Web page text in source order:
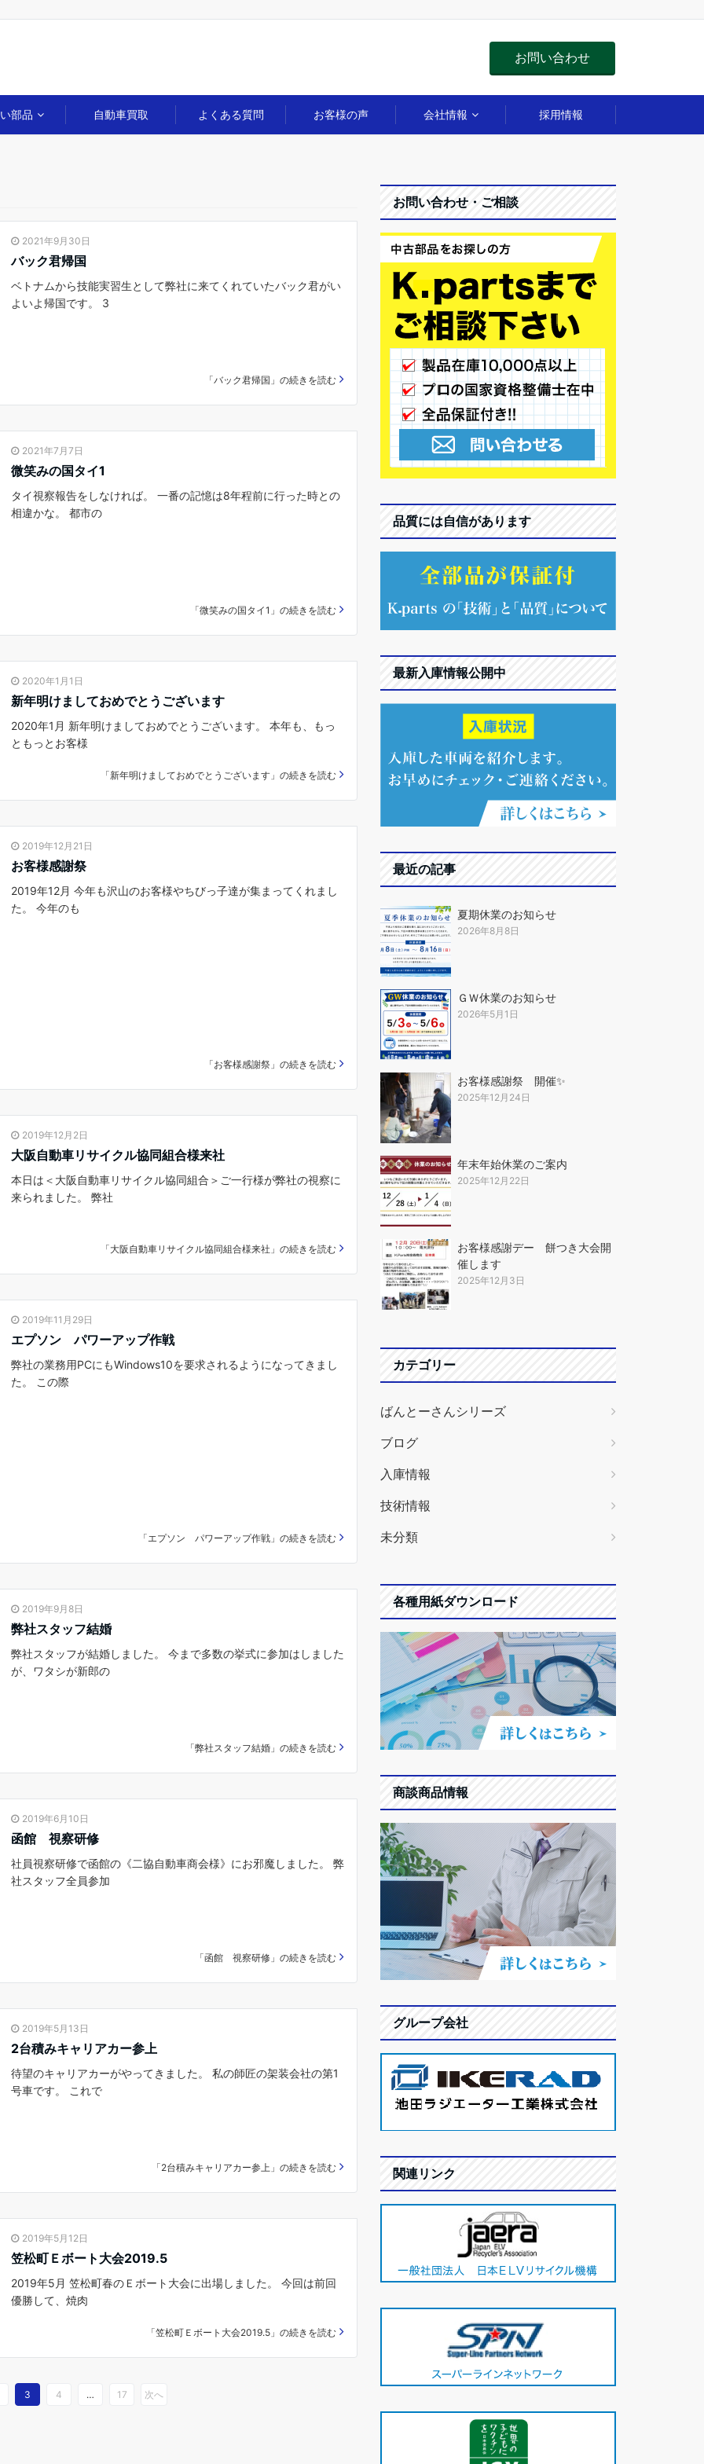
お問い合わせ
部品 自動車買取 よくある質問 お客様の声 会社情報 採用情報
2021年9月30日
バック君帰国
ベトナムから技能実習生として弊社に来てくれていたバック君がい
よいよ帰国です。 3
「バック君帰国」の続きを読む
2021年7月7日
微笑みの国タイ1
タイ視察報告をしなければ。 一番の記憶は8年程前に行った時との
相違かな。 都市の
「微笑みの国タイ1」の続きを読む
2020年1月1日
新年明けましておめでとうございます
2020年1月 新年明けましておめでとうございます。 本年も、もっ
ともっとお客様
「新年明けましておめでとうございます」の続きを読む
2019年12月21日
お客様感謝祭
2019年12月 今年も沢山のお客様やちびっ子達が集まってくれまし
た。 今年のも
「お客様感謝祭」の続きを読む
2019年12月2日
大阪自動車リサイクル協同組合様来社
本日は＜大阪自動車リサイクル協同組合＞ご一行様が弊社の視察に
来られました。 弊社
「大阪自動車リサイクル協同組合様来社」の続きを読む
2019年11月29日
エプソン パワーアップ作戦
弊社の業務用PCにもWindows10を要求されるようになってきまし
た。 この際
「エプソン パワーアップ作戦」の続きを読む
2019年9月8日
弊社スタッフ結婚
弊社スタッフが結婚しました。 今まで多数の挙式に参加はしました
が、ワタシが新郎の
「弊社スタッフ結婚」の続きを読む
2019年6月10日
函館 視察研修
社員視察研修で函館の《二協自動車商会様》にお邪魔しました。 弊
社スタッフ全員参加
「函館 視察研修」の続きを読む
2019年5月13日
2台積みキャリアカー参上
待望のキャリアカーがやってきました。 私の師匠の架装会社の第1
号車です。 これで
「2台積みキャリアカー参上」の続きを読む
2019年5月12日
笠松町Ｅボート大会2019.5
2019年5月 笠松町春のＥボート大会に出場しました。 今回は前回
優勝して、焼肉
「笠松町Ｅボート大会2019.5」の続きを読む
3 4 … 17 次へ
お問い合わせ・ご相談
品質には自信があります
最新入庫情報公開中
最近の記事
夏期休業のお知らせ
2026年8月8日
ＧＷ休業のお知らせ
2026年5月1日
お客様感謝祭 開催✨
2025年12月24日
年末年始休業のご案内
2025年12月22日
お客様感謝デー 餅つき大会開
催します
2025年12月3日
カテゴリー
ばんとーさんシリーズ
ブログ
入庫情報
技術情報
未分類
各種用紙ダウンロード
商談商品情報
グループ会社
関連リンク